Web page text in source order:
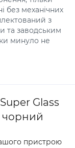
без механічних
з
та заводським
минуло не
Glass
чорний
пристрою